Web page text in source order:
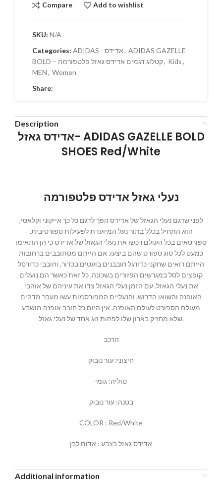
Compare Add to wishlist
SKU: N/A
Categories:
ADIDAS - אדידס, ADIDAS GAZELLE
BOLD – קטלוג דגמים אדידס גאזל פלטפורמה, Kids,
MEN, Women
Share:
Description
אדידס גאזל- ADIDAS GAZELLE BOLD
SHOES Red/White
נעלי גאזל אדידס פלטפורמה
לפני שדגם נעלי הגאזל של אדידס הפך לדגם כל כך אייקוני וקלאסי,
הוא התחיל בכלל בתור נעל המיועדת לפעילות ספורטיבית.
ספורטאים בכל העולם רכשו את נעלי הגאזל של אדידס כי הן התאימו
כמעט לכל סוג ספורט שהם ביצעו. אם הייתם מסתובבים ברחובות
הייתם רואים שחקני כדורגל חובבנים בועטים בכדור, וחובבי כדורסל
קופצים לסל במגרשים הפזורים בשכונה, כל זאת כאשר הם נועלים
את נעלי הגאזל. עם הזמן נעלי הגאזל צדו את עיניהם של אוהבי
האופנה והשואו הדרוש, והנעליים המפורסמות עשו מעבר מדהים
מעולם הספורט לעולם האופנה. אין היום כל חובב אופנה מושבע
שלא מחזיק בארון שלו לפחות זוג אחד של נעלי גאזל.
הרכב
חיצוני: עור נובוק
סוליה: גומי
בטנה: עור נובוק
COLOR : Red/White
אדידס גאזל בצבע : אדום לבן
Additional information